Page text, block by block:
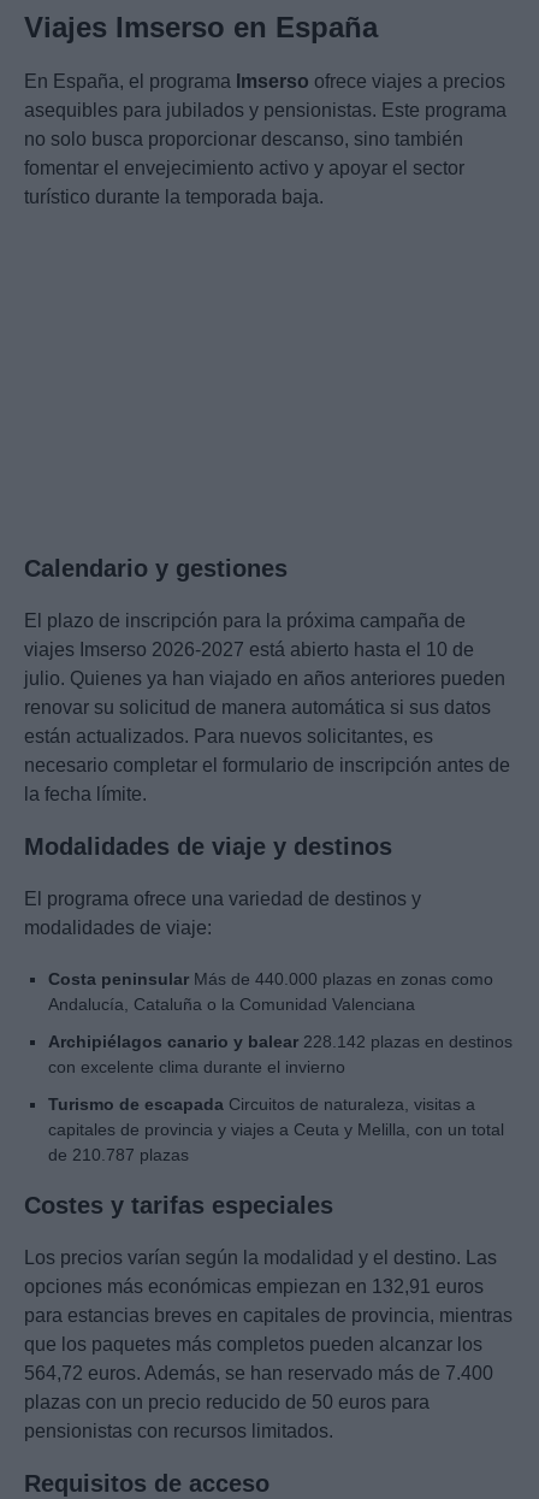
Viajes Imserso en España
En España, el programa Imserso ofrece viajes a precios
asequibles para jubilados y pensionistas. Este programa
no solo busca proporcionar descanso, sino también
fomentar el envejecimiento activo y apoyar el sector
turístico durante la temporada baja.
Calendario y gestiones
El plazo de inscripción para la próxima campaña de
viajes Imserso 2026-2027 está abierto hasta el 10 de
julio. Quienes ya han viajado en años anteriores pueden
renovar su solicitud de manera automática si sus datos
están actualizados. Para nuevos solicitantes, es
necesario completar el formulario de inscripción antes de
la fecha límite.
Modalidades de viaje y destinos
El programa ofrece una variedad de destinos y
modalidades de viaje:
Costa peninsular Más de 440.000 plazas en zonas como
Andalucía, Cataluña o la Comunidad Valenciana
Archipiélagos canario y balear 228.142 plazas en destinos
con excelente clima durante el invierno
Turismo de escapada Circuitos de naturaleza, visitas a
capitales de provincia y viajes a Ceuta y Melilla, con un total
de 210.787 plazas
Costes y tarifas especiales
Los precios varían según la modalidad y el destino. Las
opciones más económicas empiezan en 132,91 euros
para estancias breves en capitales de provincia, mientras
que los paquetes más completos pueden alcanzar los
564,72 euros. Además, se han reservado más de 7.400
plazas con un precio reducido de 50 euros para
pensionistas con recursos limitados.
Requisitos de acceso